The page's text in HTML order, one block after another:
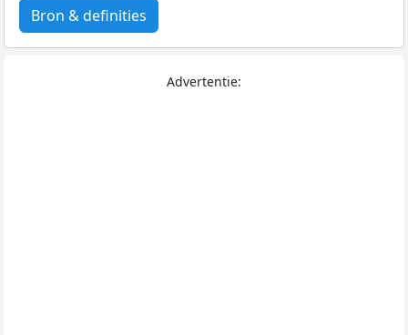
Bron & definities
Advertentie: